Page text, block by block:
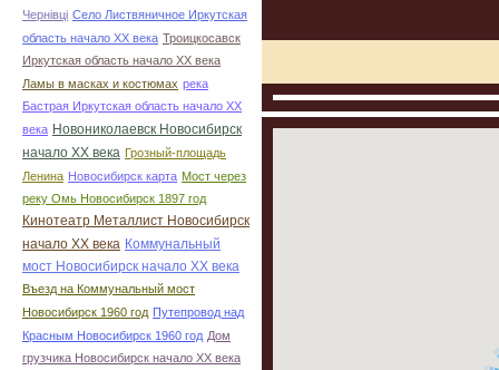
Чернівці Село Листвяничное Иркутская
область начало ХХ века Троицкосавск
Иркутская область начало ХХ века
Ламы в масках и костюмах река
Бастрая Иркутская область начало ХХ
века Новониколаевск Новосибирск
начало ХХ века Грозный-площадь
Ленина Новосибирск карта Мост через
реку Омь Новосибирск 1897 год
Кинотеатр Металлист Новосибирск
начало ХХ века Коммунальный
мост Новосибирск начало ХХ века
Въезд на Коммунальный мост
Новосибирск 1960 год Путепровод над
Красным Новосибирск 1960 год Дом
грузчика Новосибирск начало ХХ века